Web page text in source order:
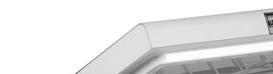
Poêles et casseroles
Four OMNIA
Thé ou café
Verres